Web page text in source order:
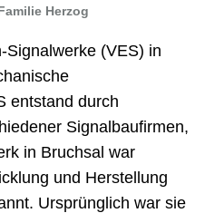
Herzog
Signalwerke (VES) in
entstand durch
Signalbaufirmen,
in Bruchsal war
und Herstellung
Ursprünglich war sie